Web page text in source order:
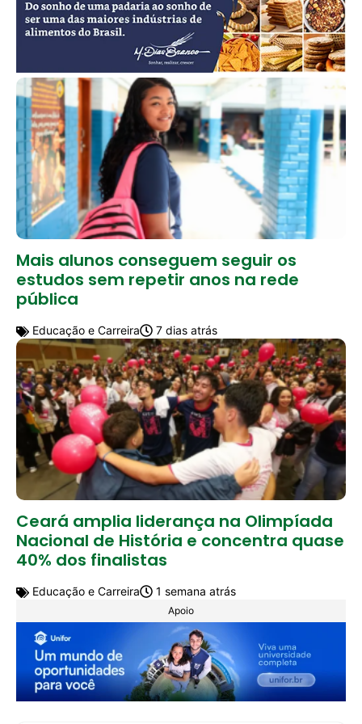
Mais alunos conseguem seguir os
estudos sem repetir anos na rede
pública
Educação e Carreira 7 dias atrás
Ceará amplia liderança na Olimpíada
Nacional de História e concentra quase
40% dos finalistas
Educação e Carreira 1 semana atrás
Apoio